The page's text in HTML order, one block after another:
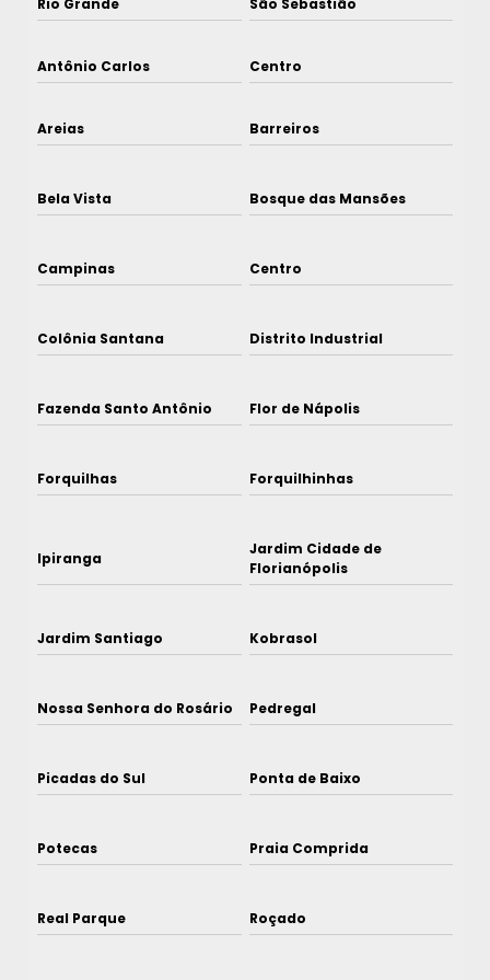
Rio Grande São Sebastião
Antônio Carlos Centro
Areias Barreiros
Bela Vista Bosque das Mansões
Campinas Centro
Colônia Santana Distrito Industrial
Fazenda Santo Antônio Flor de Nápolis
Forquilhas Forquilhinhas
Ipiranga
Jardim Cidade de
Florianópolis
Jardim Santiago Kobrasol
Nossa Senhora do Rosário Pedregal
Picadas do Sul Ponta de Baixo
Potecas Praia Comprida
Real Parque Roçado